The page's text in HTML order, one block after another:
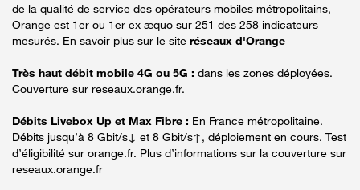
de la qualité de service des opérateurs mobiles métropolitains,
Orange est 1er ou 1er ex æquo sur 251 des 258 indicateurs
mesurés. En savoir plus sur le site réseaux d'Orange
Très haut débit mobile 4G ou 5G : dans les zones déployées.
Couverture sur reseaux.orange.fr.
Débits Livebox Up et Max Fibre : En France métropolitaine.
Débits jusqu’à 8 Gbit/s↓ et 8 Gbit/s↑, déploiement en cours. Test
d’éligibilité sur orange.fr. Plus d’informations sur la couverture sur
reseaux.orange.fr